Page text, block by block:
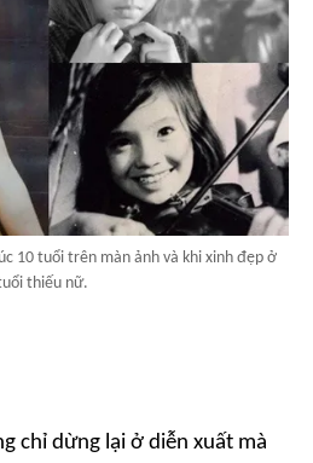
10 tuổi trên màn ảnh và khi xinh đẹp ở
thiếu nữ.
chỉ dừng lại ở diễn xuất mà